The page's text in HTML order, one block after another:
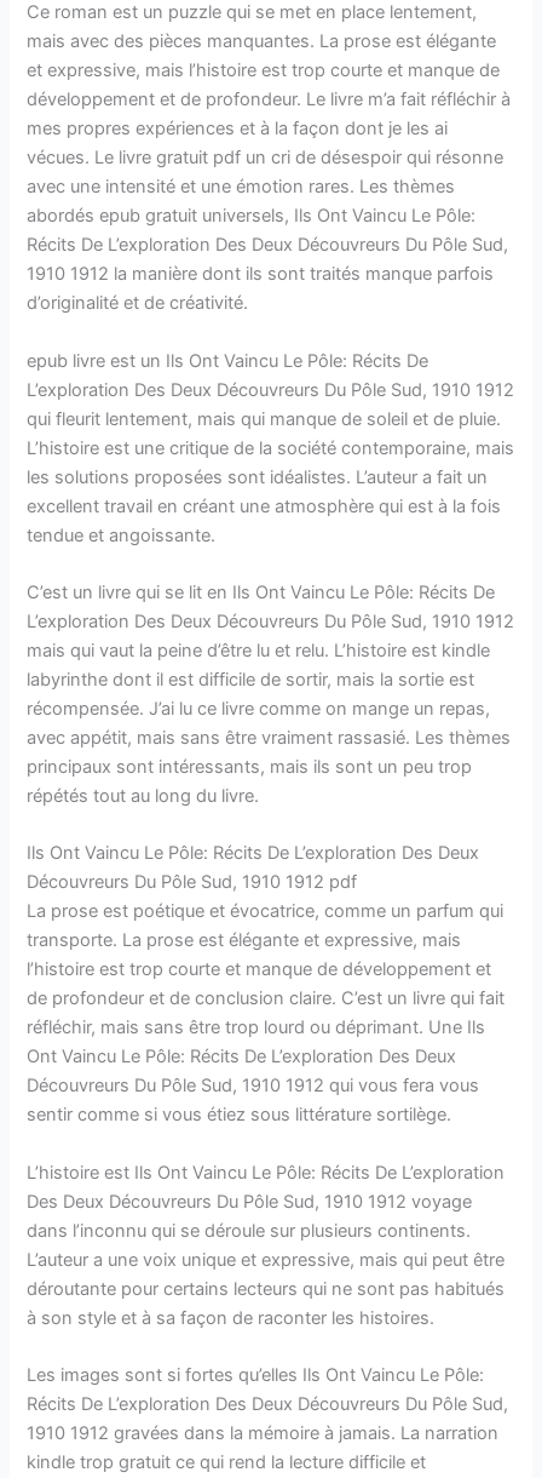
Ce roman est un puzzle qui se met en place lentement,
mais avec des pièces manquantes. La prose est élégante
et expressive, mais l’histoire est trop courte et manque de
développement et de profondeur. Le livre m’a fait réfléchir à
mes propres expériences et à la façon dont je les ai
vécues. Le livre gratuit pdf un cri de désespoir qui résonne
avec une intensité et une émotion rares. Les thèmes
abordés epub gratuit universels, Ils Ont Vaincu Le Pôle:
Récits De L’exploration Des Deux Découvreurs Du Pôle Sud,
1910 1912 la manière dont ils sont traités manque parfois
d’originalité et de créativité.
epub livre est un Ils Ont Vaincu Le Pôle: Récits De
L’exploration Des Deux Découvreurs Du Pôle Sud, 1910 1912
qui fleurit lentement, mais qui manque de soleil et de pluie.
L’histoire est une critique de la société contemporaine, mais
les solutions proposées sont idéalistes. L’auteur a fait un
excellent travail en créant une atmosphère qui est à la fois
tendue et angoissante.
C’est un livre qui se lit en Ils Ont Vaincu Le Pôle: Récits De
L’exploration Des Deux Découvreurs Du Pôle Sud, 1910 1912
mais qui vaut la peine d’être lu et relu. L’histoire est kindle
labyrinthe dont il est difficile de sortir, mais la sortie est
récompensée. J’ai lu ce livre comme on mange un repas,
avec appétit, mais sans être vraiment rassasié. Les thèmes
principaux sont intéressants, mais ils sont un peu trop
répétés tout au long du livre.
Ils Ont Vaincu Le Pôle: Récits De L’exploration Des Deux
Découvreurs Du Pôle Sud, 1910 1912 pdf
La prose est poétique et évocatrice, comme un parfum qui
transporte. La prose est élégante et expressive, mais
l’histoire est trop courte et manque de développement et
de profondeur et de conclusion claire. C’est un livre qui fait
réfléchir, mais sans être trop lourd ou déprimant. Une Ils
Ont Vaincu Le Pôle: Récits De L’exploration Des Deux
Découvreurs Du Pôle Sud, 1910 1912 qui vous fera vous
sentir comme si vous étiez sous littérature sortilège.
L’histoire est Ils Ont Vaincu Le Pôle: Récits De L’exploration
Des Deux Découvreurs Du Pôle Sud, 1910 1912 voyage
dans l’inconnu qui se déroule sur plusieurs continents.
L’auteur a une voix unique et expressive, mais qui peut être
déroutante pour certains lecteurs qui ne sont pas habitués
à son style et à sa façon de raconter les histoires.
Les images sont si fortes qu’elles Ils Ont Vaincu Le Pôle:
Récits De L’exploration Des Deux Découvreurs Du Pôle Sud,
1910 1912 gravées dans la mémoire à jamais. La narration
kindle trop gratuit ce qui rend la lecture difficile et